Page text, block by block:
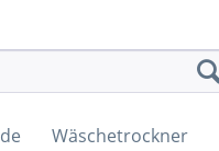
Wäschetrockner